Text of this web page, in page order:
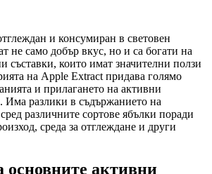
и консумиран в световен
не само добър вкус, но и са богати на
съставки, които имат значителни ползи
на Apple Extract придава голямо
и прилагането на активни
Има разлики в съдържанието на
различните сортове ябълки поради
среда за отглеждане и други
основните активни